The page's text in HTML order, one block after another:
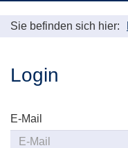
Sie befinden sich hier:
Login
E-Mail